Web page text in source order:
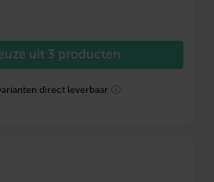
uit 3 producten
direct leverbaar